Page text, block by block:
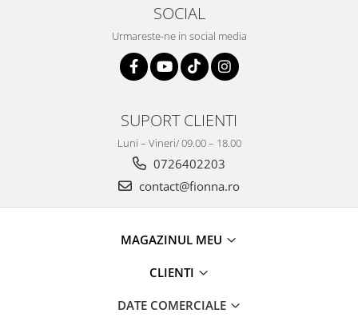
SOCIAL
Urmareste-ne in social media
SUPORT CLIENTI
Luni – Vineri/ 09.00 – 18.00
0726402203
contact@fionna.ro
MAGAZINUL MEU
CLIENTI
DATE COMERCIALE